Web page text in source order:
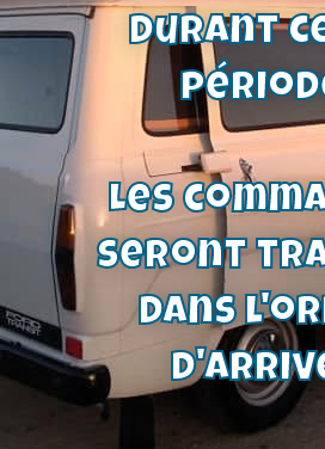
Alternateur 55A ou
V6 Essex , CVH |
146,00€
Voir le produit
durant
Les
seront
dans